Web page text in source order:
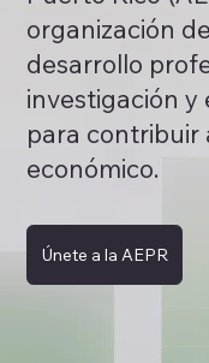
organización
desarrollo
investigación y
para contribuir
económico.
Únete a la AEPR